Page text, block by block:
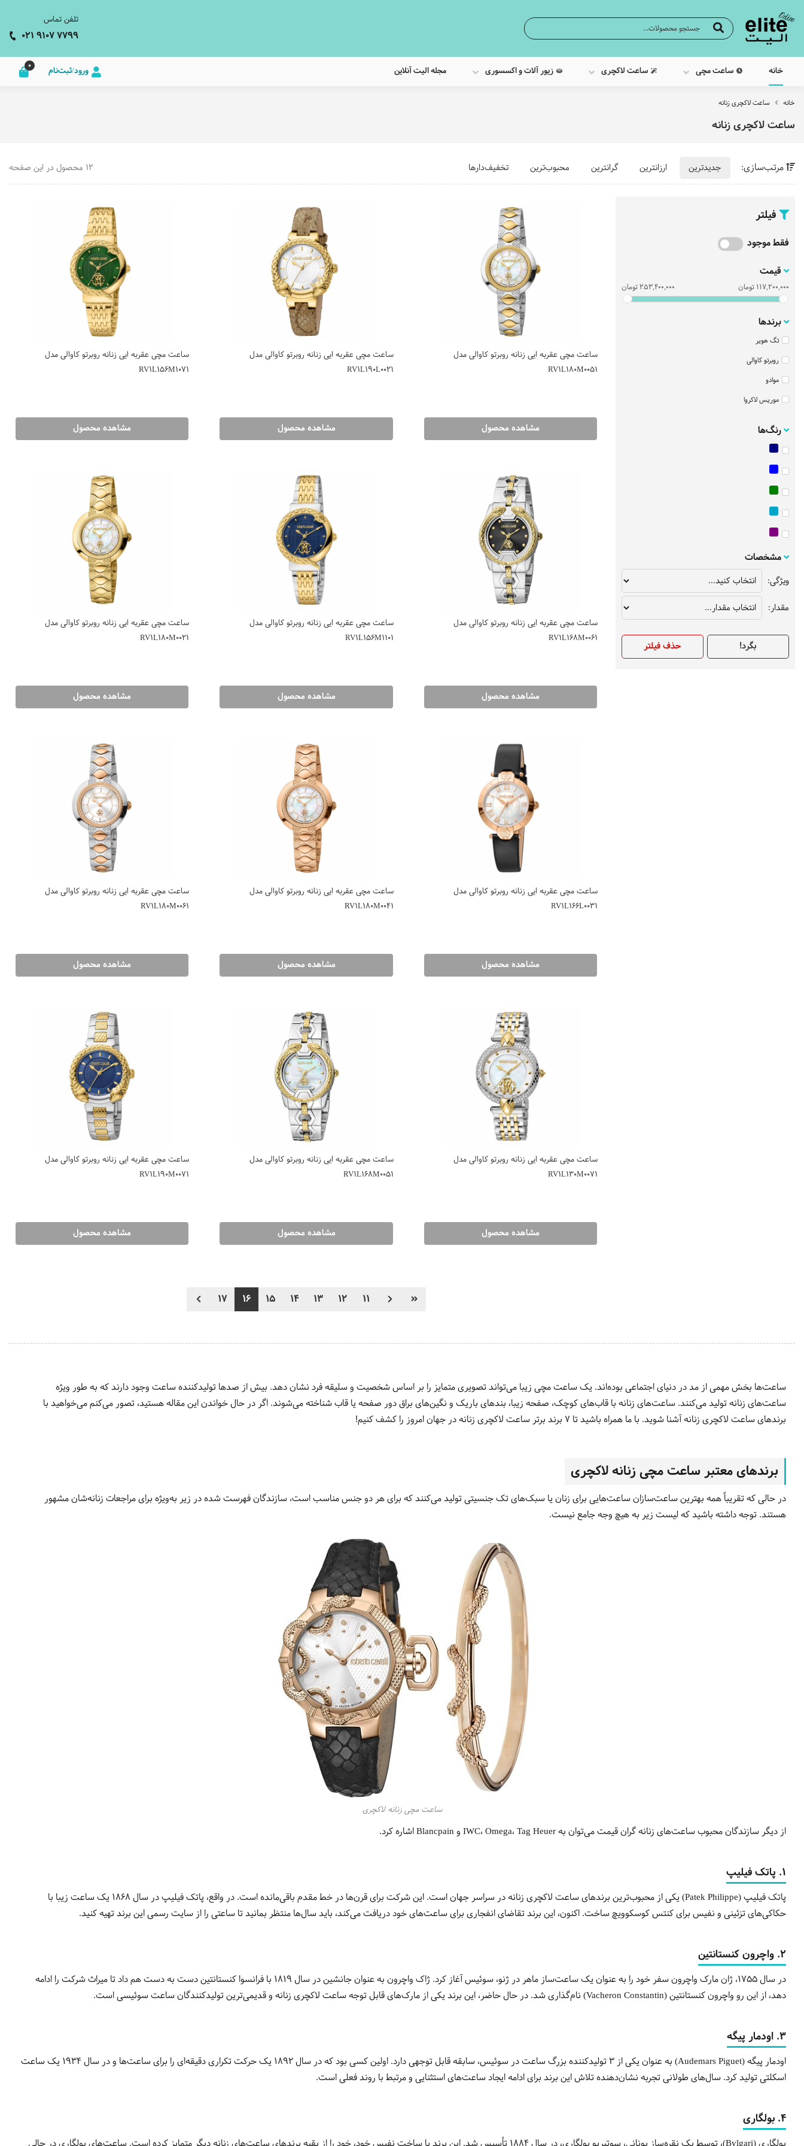
تلفن تماس
021 9107 7799
خانه ساعت مچی ساعت لاکچری زیور آلات و اکسسوری مجله الیت آنلاین ورود/ثبت‌نام 0
خانه ساعت لاکچری زنانه
ساعت لاکچری زنانه
12 محصول در این صفحه مرتب‌سازی: جدیدترین ارزانترین گرانترین محبوب‌ترین تخفیف‌دارها
فیلتر
فقط موجود
قیمت
117,200,000 تومان 253,400,000تومان
برندها
تگ هویر
روبرتو کاوالی
موادو
موریس لاکروا
رنگ‌ها
مشخصات
ویژگی:
مقدار:
بگرد! حذف فیلتر
ساعت مچی عقربه ایی زنانه روبرتو کاوالی مدل
RV1L180M0051
مشاهده محصول
ساعت مچی عقربه ایی زنانه روبرتو کاوالی مدل
RV1L190L0021
مشاهده محصول
ساعت مچی عقربه ایی زنانه روبرتو کاوالی مدل
RV1L156M1071
مشاهده محصول
ساعت مچی عقربه ایی زنانه روبرتو کاوالی مدل
RV1L168M0061
مشاهده محصول
ساعت مچی عقربه ایی زنانه روبرتو کاوالی مدل
RV1L156M1101
مشاهده محصول
ساعت مچی عقربه ایی زنانه روبرتو کاوالی مدل
RV1L180M0021
مشاهده محصول
ساعت مچی عقربه ایی زنانه روبرتو کاوالی مدل
RV1L166L0031
مشاهده محصول
ساعت مچی عقربه ایی زنانه روبرتو کاوالی مدل
RV1L180M0041
مشاهده محصول
ساعت مچی عقربه ایی زنانه روبرتو کاوالی مدل
RV1L180M0061
مشاهده محصول
ساعت مچی عقربه ایی زنانه روبرتو کاوالی مدل
RV1L130M0071
مشاهده محصول
ساعت مچی عقربه ایی زنانه روبرتو کاوالی مدل
RV1L168M0051
مشاهده محصول
ساعت مچی عقربه ایی زنانه روبرتو کاوالی مدل
RV1L190M0071
مشاهده محصول
11
12
13
14
15
16
17
ساعت‌ها بخش مهمی از مد در دنیای اجتماعی بوده‌اند. یک ساعت مچی زیبا می‌تواند تصویری متمایز را بر اساس شخصیت و سلیقه فرد نشان دهد. بیش از صدها تولیدکننده ساعت وجود دارند که به طور ویژه
ساعت‌های زنانه تولید می‌کنند. ساعت‌های زنانه با قاب‌های کوچک، صفحه زیبا، بند‌های باریک و نگین‌های براق دور صفحه یا قاب شناخته می‌شوند. اگر در حال خواندن این مقاله هستید، تصور می‌کنم می‌خواهید با
برندهای ساعت لاکچری زنانه آشنا شوید. با ما همراه باشید تا 7 برند برتر ساعت لاکچری زنانه در جهان امروز را کشف کنیم!
برندهای معتبر ساعت مچی زنانه لاکچری
در حالی که تقریباً همه بهترین ساعت‌سازان ساعت‌هایی برای زنان یا سبک‌های تک جنسیتی تولید می‌کنند که برای هر دو جنس مناسب است، سازندگان فهرست شده در زیر به‌ویژه برای مراجعات زنانه‌شان مشهور
هستند. توجه داشته باشید که لیست زیر به هیچ وجه جامع نیست.
ساعت مچی زنانه لاکچری
از دیگر سازندگان محبوب ساعت‌های زنانه گران قیمت می‌توان به IWC، Omega، Tag Heuer و Blancpain اشاره کرد.
1. پاتک فیلیپ
پاتک فیلیپ (Patek Philippe) یکی از محبوب‌ترین برندهای ساعت لاکچری زنانه در سراسر جهان است. این شرکت برای قرن‌ها در خط مقدم باقی‌مانده است. در واقع، پاتک فیلیپ در سال 1868 یک ساعت زیبا با
حکاکی‌های تزئینی و نفیس برای کنتس کوسکوویچ ساخت. اکنون، این برند تقاضای انفجاری برای ساعت‌های خود دریافت می‌کند، باید سال‌ها منتظر بمانید تا ساعتی را از سایت رسمی این برند تهیه کنید.
2. واچرون کنستانتین
در سال 1755، ژان مارک واچرون سفر خود را به عنوان یک ساعت‌ساز ماهر در ژنو، سوئیس آغاز کرد. ژاک واچرون به عنوان جانشین در سال 1819 با فرانسوا کنستانتین دست به دست هم داد تا میراث شرکت را ادامه
دهد، از این رو واچرون کنستانتین (Vacheron Constantin) نام‌گذاری شد. در حال حاضر، این برند یکی از مارک‌های قابل توجه ساعت لاکچری زنانه و قدیمی‌ترین تولیدکنندگان ساعت سوئیسی است.
3. اودمار پیگه
اودمار پیگه (Audemars Piguet) به عنوان یکی از 3 تولیدکننده بزرگ ساعت در سوئیس، سابقه قابل توجهی دارد. اولین کسی بود که در سال 1892 یک حرکت تکراری دقیقه‌ای را برای ساعت‌ها و در سال 1934 یک ساعت
اسکلتی تولید کرد. سال‌های طولانی تجربه نشان‌دهنده تلاش این برند برای ادامه ایجاد ساعت‌های استثنایی و مرتبط با روند فعلی است.
4. بولگاری